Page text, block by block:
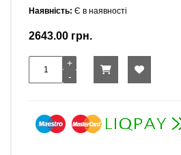
Наявність: Є в наявності
2643.00 грн.